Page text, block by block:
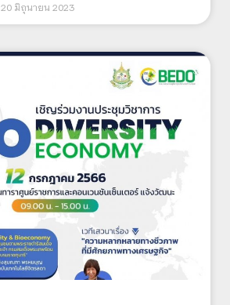
20 มิถุนายน 2023